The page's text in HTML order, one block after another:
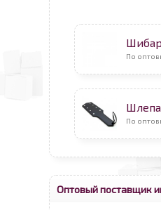
По
По
Оптовый поставщик